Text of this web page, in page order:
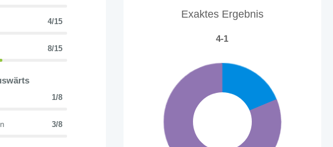
4/15
8/15
1/8
3/8
Exaktes Ergebnis
4-1